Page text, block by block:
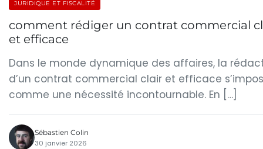
JURIDIQUE ET FISCALITÉ
comment rédiger un contrat commercial
et efficace
Dans le monde dynamique des affaires, la
d’un contrat commercial clair et efficace
comme une nécessité incontournable. En […]
Sébastien Colin
30 janvier 2026